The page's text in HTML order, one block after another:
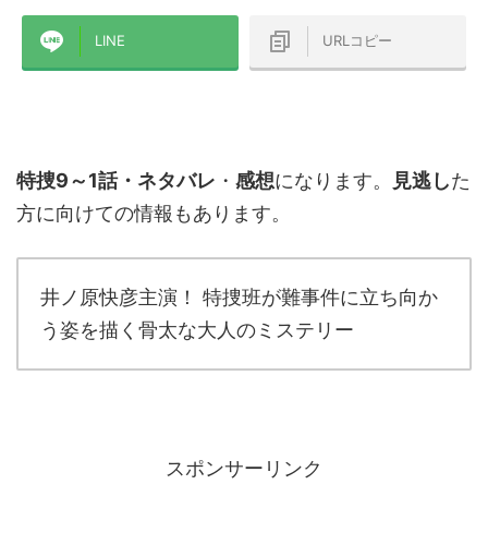
LINE URLコピー
特捜9～1話・ネタバレ ・ 感想になります。 見逃した
方に向けての情報もあります。
井ノ原快彦主演！ 特捜班が難事件に立ち向か
う姿を描く骨太な大人のミステリー
スポンサーリンク